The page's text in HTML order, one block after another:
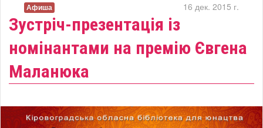
Зустріч-презентація із
номінантами на премію Євгена
Маланюка
16 дек. 2015 г.
Афиша